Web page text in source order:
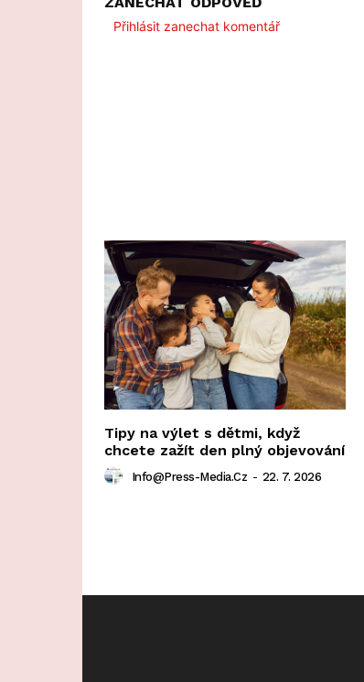
Přihlásit zanechat komentář
Tipy na výlet s dětmi, když
chcete zažít den plný objevování
Info@press-Media.cz - 22. 7. 2026